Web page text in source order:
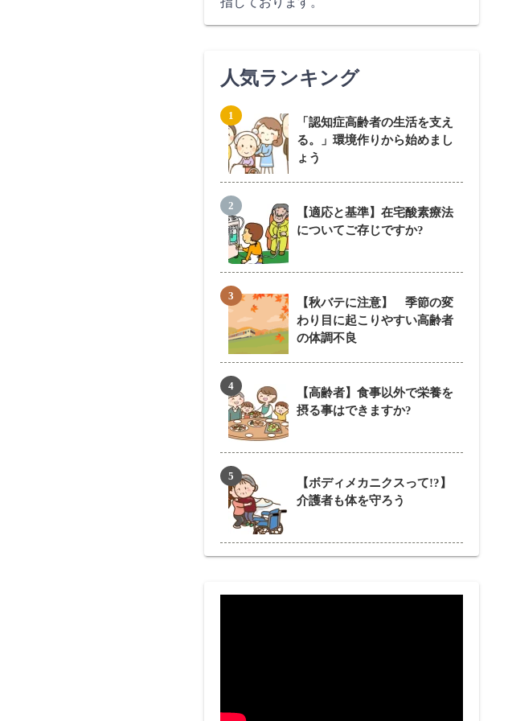
人気ランキング
「認知症高齢者の生活を支え
る。」環境作りから始めまし
ょう
【適応と基準】在宅酸素療法
についてご存じですか?
【秋バテに注意】 季節の変
わり目に起こりやすい高齢者
の体調不良
【高齢者】食事以外で栄養を
摂る事はできますか?
【ボディメカニクスって!?】
介護者も体を守ろう